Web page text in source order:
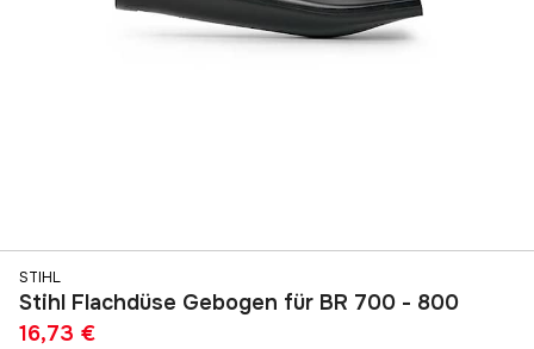
STIHL
Stihl Flachdüse Gebogen für BR 700 - 800
16,73 €